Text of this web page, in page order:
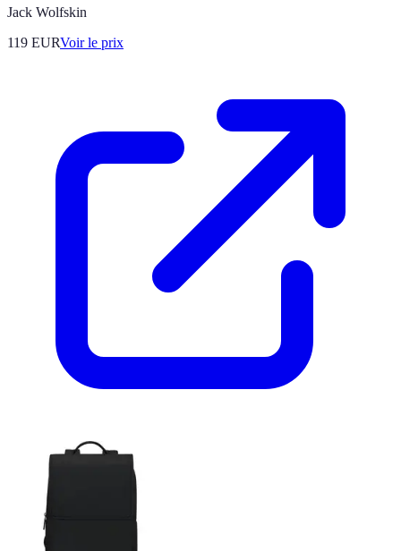
Jack Wolfskin
119 EURVoir le prix